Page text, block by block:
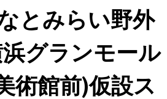
とみらい野外
浜グランモール
術館前)仮設ス